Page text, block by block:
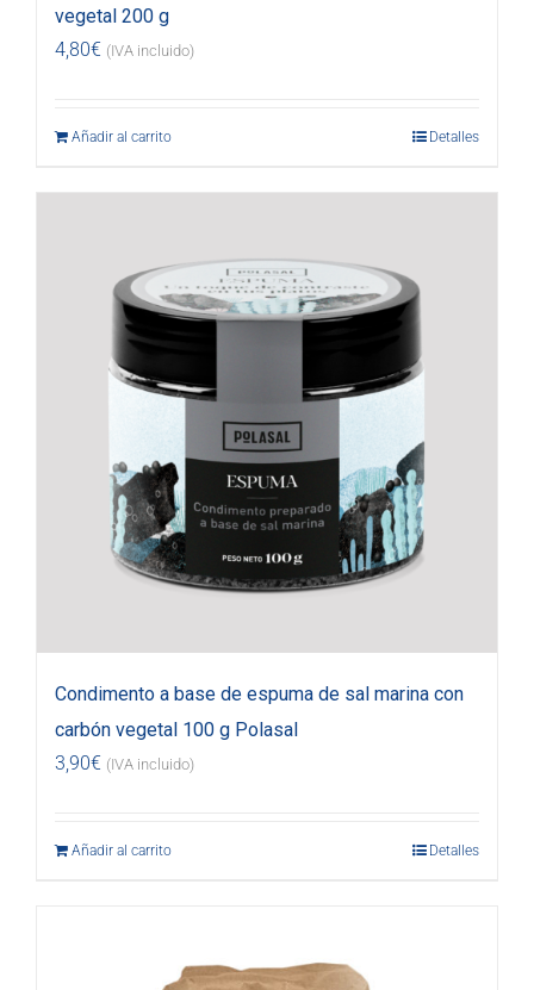
vegetal 200 g
4,80€ (IVA incluido)
Añadir al carrito Detalles
Condimento a base de espuma de sal marina con
carbón vegetal 100 g Polasal
3,90€ (IVA incluido)
Añadir al carrito Detalles